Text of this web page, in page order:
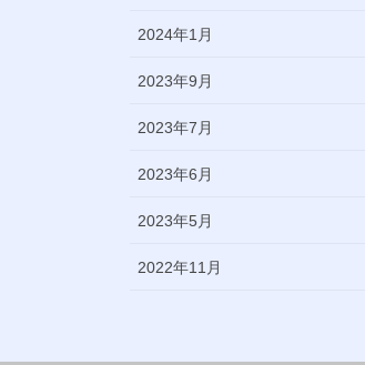
2024年1月
2023年9月
2023年7月
2023年6月
2023年5月
2022年11月